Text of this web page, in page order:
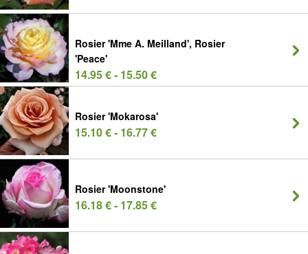
Rosier 'Mme A. Meilland', Rosier
'Peace'
14.95 € - 15.50 €
Rosier 'Mokarosa'
15.10 € - 16.77 €
Rosier 'Moonstone'
16.18 € - 17.85 €